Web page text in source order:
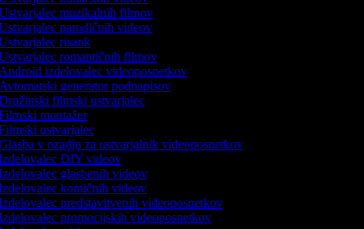
muzikalnih filmov
parodičnih videov
risank
romantičnih filmov
izdelovalec videoposnetkov
generator podnapisov
filmski ustvarjalec
montažer
ustvarjalec
v ozadju za ustvarjalnik videoposnetkov
DIY videov
glasbenih videov
komičnih videov
predstavitvenih videoposnetkov
promocijskih videoposnetkov